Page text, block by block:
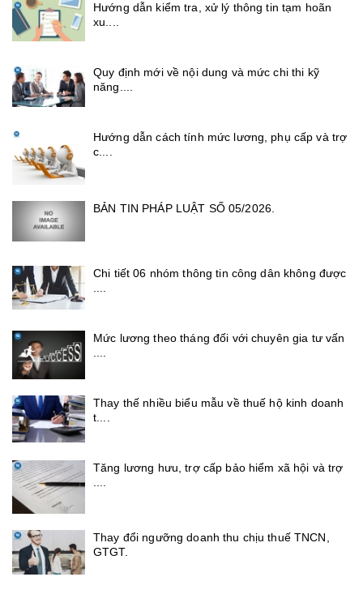
Hướng dẫn kiểm tra, xử lý thông tin tạm hoãn
xu....
Quy định mới về nội dung và mức chi thi kỹ
năng....
Hướng dẫn cách tính mức lương, phụ cấp và trợ
c....
BẢN TIN PHÁP LUẬT SỐ 05/2026.
Chi tiết 06 nhóm thông tin công dân không được
Mức lương theo tháng đối với chuyên gia tư vấn
Thay thế nhiều biểu mẫu về thuế hộ kinh doanh
t....
Tăng lương hưu, trợ cấp bảo hiểm xã hội và trợ
Thay đổi ngưỡng doanh thu chịu thuế TNCN,
GTGT.